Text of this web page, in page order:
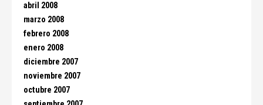
abril 2008
marzo 2008
febrero 2008
enero 2008
diciembre 2007
noviembre 2007
octubre 2007